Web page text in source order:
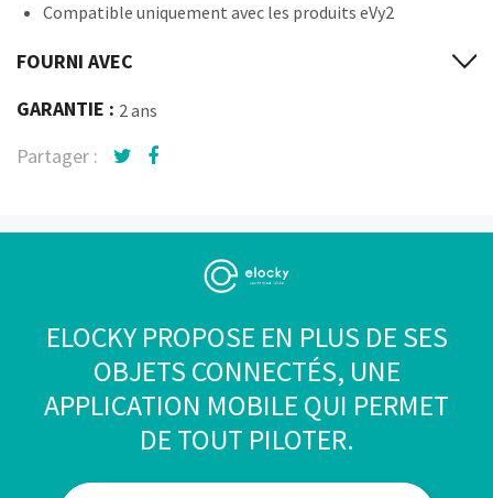
Compatible uniquement avec les produits eVy2
FOURNI AVEC
GARANTIE : 2 ans
Partager :
ELOCKY PROPOSE EN PLUS DE SES
OBJETS CONNECTÉS, UNE
APPLICATION MOBILE QUI PERMET
DE TOUT PILOTER.